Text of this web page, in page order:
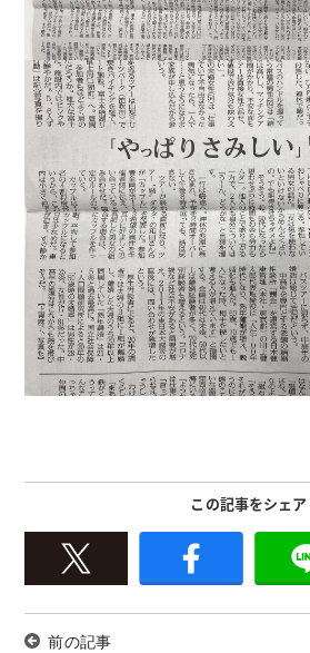
この記事をシェア
前の記事